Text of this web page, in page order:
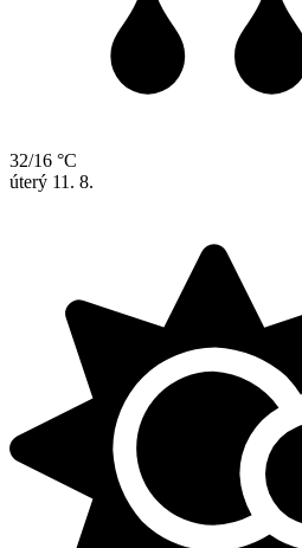
32/16 °C
úterý 11. 8.